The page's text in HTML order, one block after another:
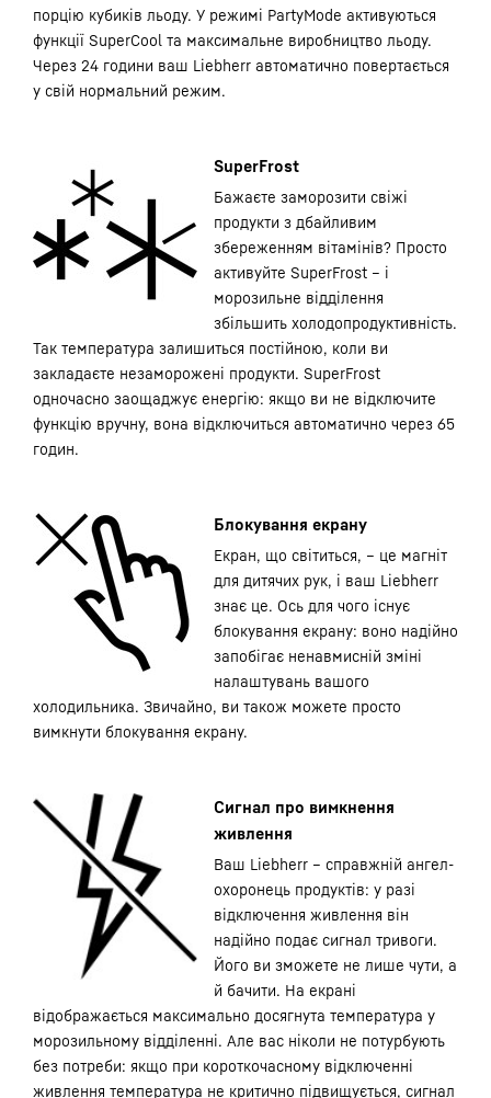
порцію кубиків льоду. У режимі PartyMode активуються
функції SuperCool та максимальне виробництво льоду.
Через 24 години ваш Liebherr автоматично повертається
у свій нормальний режим.
SuperFrost
Бажаєте заморозити свіжі
продукти з дбайливим
збереженням вітамінів? Просто
активуйте SuperFrost – і
морозильне відділення
збільшить холодопродуктивність.
Так температура залишиться постійною, коли ви
закладаєте незаморожені продукти. SuperFrost
одночасно заощаджує енергію: якщо ви не відключите
функцію вручну, вона відключиться автоматично через 65
годин.
Блокування екрану
Екран, що світиться, – це магніт
для дитячих рук, і ваш Liebherr
знає це. Ось для чого існує
блокування екрану: воно надійно
запобігає ненавмисній зміні
налаштувань вашого
холодильника. Звичайно, ви також можете просто
вимкнути блокування екрану.
Сигнал про вимкнення
живлення
Ваш Liebherr – справжній ангел-
охоронець продуктів: у разі
відключення живлення він
надійно подає сигнал тривоги.
Його ви зможете не лише чути, а
й бачити. На екрані
відображається максимально досягнута температура у
морозильному відділенні. Але вас ніколи не потурбують
без потреби: якщо при короткочасному відключенні
живлення температура не критично підвищується, сигнал